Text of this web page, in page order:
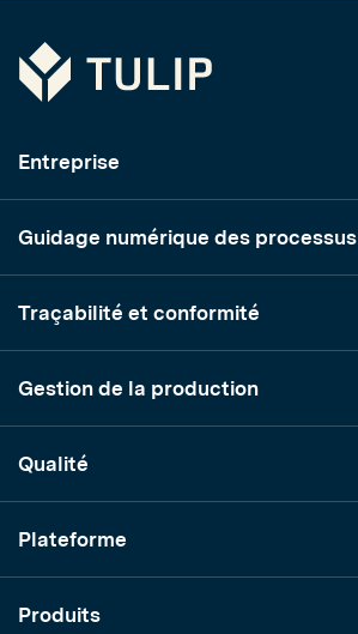
Tulip
Entreprise
Guidage numérique des processus
Traçabilité et conformité
Gestion de la production
Qualité
Plateforme
Produits